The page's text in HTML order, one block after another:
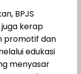
BPJS
kerap
promotif dan
edukasi
menyasar